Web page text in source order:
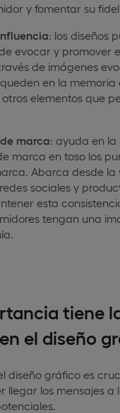
y fomentar su
: los diseños
evocar y promover
de imágenes
en la memoria
elementos que
marca: ayuda en
marca en toso los
Abarca desde la
sociales y
esta
tengan una
tiene
el diseño
diseño gráfico es
llegar los mensajes a